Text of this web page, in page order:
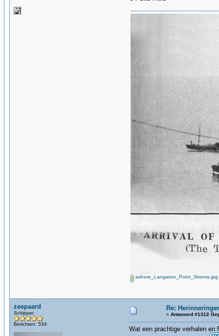
ashore_Langaton_Point_Stroma.jpg
zeepaard
Schipper
Berichten: 534
Re:
« Antwoord #1312
Wat een prachtige verhalen en